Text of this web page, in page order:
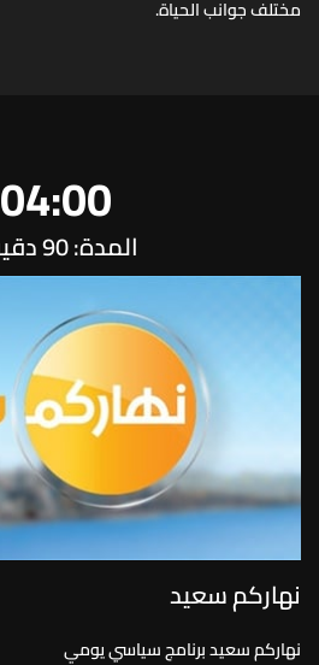
مختلف جوانب الحياة.
04:00
المدة: 90 دقيقة
نهاركم سعيد
نهاركم سعيد برنامج سياسي يومي